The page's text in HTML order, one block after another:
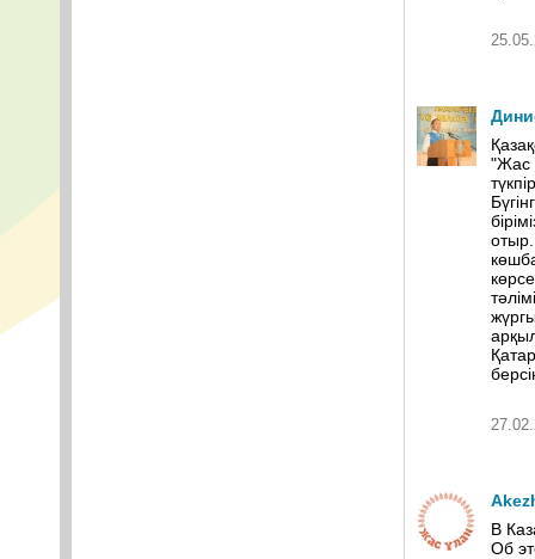
"Жас
В
Об